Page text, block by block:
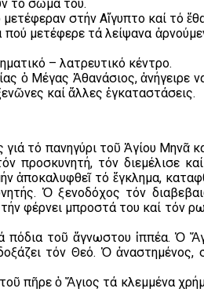
τό σῶμα του.
στήν Αἴγυπτο καί τό
μετέφερε τά λείψανα
– λατρευτικό κέντρο.
Μέγας Ἀθανάσιος, ἀνήγειρε
καί ἄλλες ἐγκαταστάσεις.
τό πανηγύρι τοῦ Ἁγίου Μηνᾶ
προσκυνητή, τόν διεμέλισε
ἀποκαλυφθεῖ τό ἔγκλημα,
Ὁ ξενοδόχος τόν
φέρνει μπροστά του καί τόν
τοῦ ἄγνωστου ἱππέα. Ὁ
τόν Θεό. Ὁ ἀναστημένος,
πῆρε ὁ Ἅγιος τά κλεμμένα